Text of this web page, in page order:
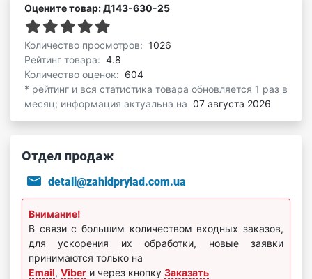
Оцените товар: Д143-630-25
Количество просмотров: 1026
Рейтинг товара: 4.8
Количество оценок: 604
* рейтинг и вся статистика товара обновляется 1 раз в
месяц; информация актуальна на 07 августа 2026
Отдел продаж
detali@zahidprylad.com.ua
Внимание!
В связи с большим количеством входных заказов,
для ускорения их обработки, новые заявки
принимаются только на
Email, Viber и через кнопку Заказать